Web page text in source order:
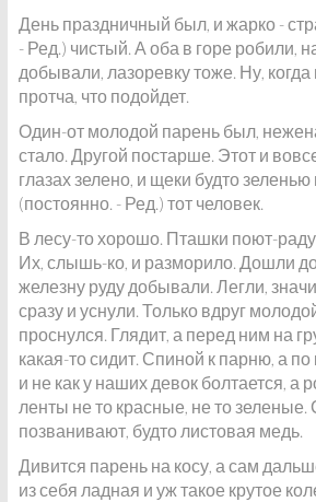
День праздничный был, и жарко -
- Ред.) чистый. А оба в горе робили,
добывали, лазоревку тоже. Ну,
протча, что подойдет.
Один-от молодой парень был,
стало. Другой постарше. Этот и
глазах зелено, и щеки будто
(постоянно. - Ред.) тот человек.
В лесу-то хорошо. Пташки поют-
Их, слышь-ко, и разморило. Дошли до
железну руду добывали. Легли,
сразу и уснули. Только вдруг
проснулся. Глядит, а перед ним на
какая-то сидит. Спиной к парню, а
и не как у наших девок болтается, а
ленты не то красные, не то зеленые.
позванивают, будто листовая медь.
Дивится парень на косу, а сам
из себя ладная и уж такое крутое